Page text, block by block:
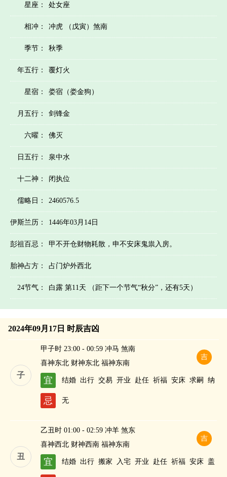
星座： 处女座
相冲： 冲虎 （戊寅）煞南
季节： 秋季
年五行： 覆灯火
星宿： 娄宿（娄金狗）
月五行： 剑锋金
六曜： 佛灭
日五行： 泉中水
十二神： 闭执位
儒略日： 2460576.5
伊斯兰历： 1446年03月14日
彭祖百忌： 甲不开仓财物耗散，申不安床鬼祟入房。
胎神占方： 占门炉外西北
24节气： 白露 第11天 （距下一个节气“秋分”，还有5天）
2024年09月17日 时辰吉凶
子
吉
甲子时 23:00 - 00:59 冲马 煞南
喜神东北 财神东北 福神东南
宜 结婚 出行 交易 开业 赴任 祈福 安床 求嗣
纳
忌 无
丑
吉
乙丑时 01:00 - 02:59 冲羊 煞东
喜神西北 财神西南 福神东南
宜 结婚 出行 搬家 入宅 开业 赴任 祈福 安床 盖